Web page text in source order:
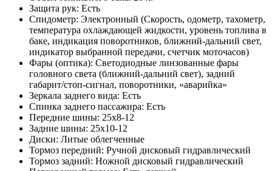
Защита рук: Есть
Спидометр: Электронный (Скорость, одометр, тахометр,
температура охлаждающей жидкости, уровень топлива в
баке, индикация поворотников, ближний-дальний свет,
индикатор выбранной передачи, счетчик моточасов)
Фары (оптика): Светодиодные линзованные фары
головного света (ближний-дальний свет), задний
габарит/стоп-сигнал, поворотники, «аварийка»
Зеркала заднего вида: Есть
Спинка заднего пассажира: Есть
Передние шины: 25х8-12
Задние шины: 25х10-12
Диски: Литые облегченные
Тормоз передний: Ручной дисковый гидравлический
Тормоз задний: Ножной дисковый гидравлический